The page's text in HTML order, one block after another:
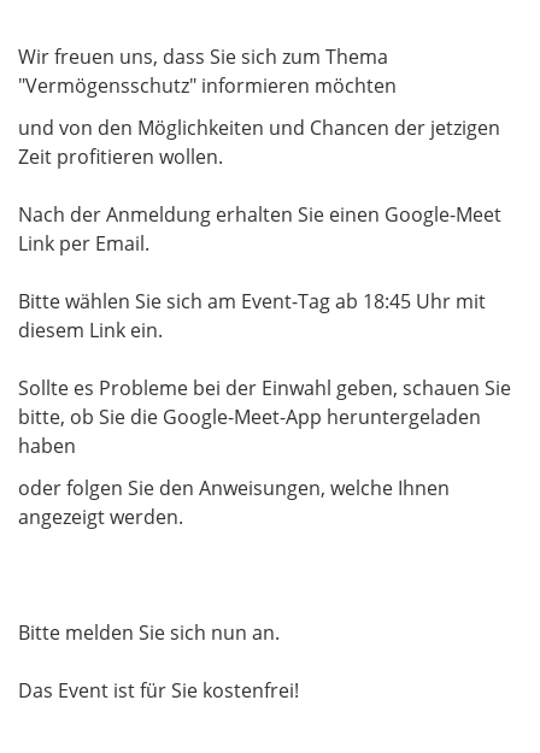
Wir freuen uns, dass Sie sich zum Thema
"Vermögensschutz" informieren möchten
und von den Möglichkeiten und Chancen der jetzigen
Zeit profitieren wollen.
Nach der Anmeldung erhalten Sie einen Google-Meet
Link per Email.
Bitte wählen Sie sich am Event-Tag ab 18:45 Uhr mit
diesem Link ein.
Sollte es Probleme bei der Einwahl geben, schauen Sie
bitte, ob Sie die Google-Meet-App heruntergeladen
haben
oder folgen Sie den Anweisungen, welche Ihnen
angezeigt werden.
Bitte melden Sie sich nun an.
​​​​​​​Das Event ist für Sie kostenfrei!